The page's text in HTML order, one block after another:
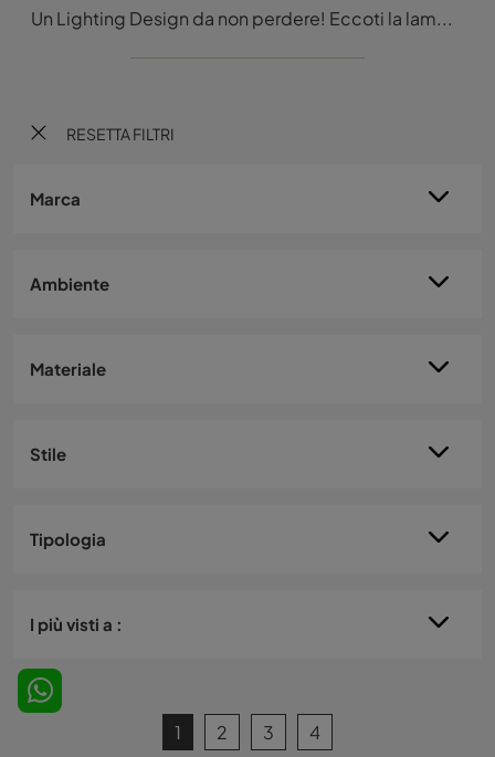
RESETTA FILTRI
Marca
Ambiente
Materiale
Stile
Tipologia
I più visti a :
Un Lighting Design da non perdere! Eccoti la lampada da terra design Mr Magoo da terra di Stilnovo.
1 2 3 4